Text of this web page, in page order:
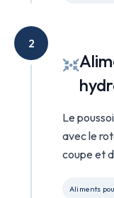
2
Le
avec le
coupe et
Aliments